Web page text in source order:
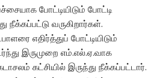
போட்டியிடும் போட்டி
நீக்கப்பட்டு வருகிறார்கள்.
எதிர்த்துப் போட்டியிடும்
இருமுறை எம்.எல்.ஏ.வாக
கட்சியில் இருந்து நீக்கப்பட்டார்.